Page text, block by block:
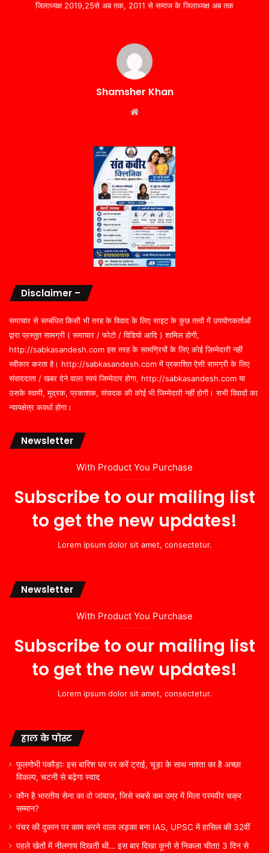
जिलाध्यक्ष 2019,25से अब तक, 2011 से समाज के जिलाध्यक्ष अब तक
Shamsher Khan
Disclaimer –
समाचार से सम्बंधित किसी भी तरह के विवाद के लिए साइट के कुछ तत्वों में उपयोगकर्ताओं
द्वारा प्रस्तुत सामग्री ( समाचार / फोटो / विडियो आदि ) शामिल होगी,
http://sabkasandesh.com इस तरह के सामग्रियों के लिए कोई ज़िम्मेदारी नहीं
स्वीकार करता है। http://sabkasandesh.com में प्रकाशित ऐसी सामग्री के लिए
संवाददाता / खबर देने वाला स्वयं जिम्मेदार होगा, http://sabkasandesh.com या
उसके स्वामी, मुद्रक, प्रकाशक, संपादक की कोई भी जिम्मेदारी नहीं होगी। सभी विवादों का
न्यायक्षेत्र कवर्धा होगा।
Newsletter
With Product You Purchase
Subscribe to our mailing list
to get the new updates!
Lorem ipsum dolor sit amet, consectetur.
Newsletter
With Product You Purchase
Subscribe to our mailing list
to get the new updates!
Lorem ipsum dolor sit amet, consectetur.
हाल के पोस्ट
फूलगोभी पकौड़ाः इस बारिश घर पर करें ट्राई, चूड़ा के साथ नाश्ता का है अच्छा
विकल्प, चटनी से बढ़ेगा स्वाद
कौन है भारतीय सेना का वो जांबाज, जिसे सबसे कम उम्र में मिला परमवीर चक्र
सम्मान?
पंचर की दुकान पर काम करने वाला लड़का बना IAS, UPSC में हासिल की 32वीं
पहले खेतों में नीलगाय दिखती थी… इस बार दिखा कूनो से निकला चीता! 3 दिन से